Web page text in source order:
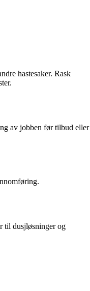
hastesaker. Rask
av jobben før tilbud eller
til dusjløsninger og